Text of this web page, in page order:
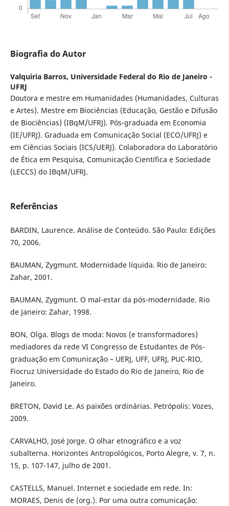
Biografia do Autor
Valquiria Barros, Universidade Federal do Rio de Janeiro -
UFRJ
Doutora e mestre em Humanidades (Humanidades, Culturas
e Artes). Mestre em Biociências (Educação, Gestão e Difusão
de Biociências) (IBqM/UFRJ). Pós-graduada em Economia
(IE/UFRJ). Graduada em Comunicação Social (ECO/UFRJ) e
em Ciências Sociais (ICS/UERJ). Colaboradora do Laboratório
de Ética em Pesquisa, Comunicação Científica e Sociedade
(LECCS) do IBqM/UFRJ.
Referências
BARDIN, Laurence. Análise de Conteúdo. São Paulo: Edições
70, 2006.
BAUMAN, Zygmunt. Modernidade líquida. Rio de Janeiro:
Zahar, 2001.
BAUMAN, Zygmunt. O mal-estar da pós-modernidade. Rio
de Janeiro: Zahar, 1998.
BON, Olga. Blogs de moda: Novos (e transformadores)
mediadores da rede VI Congresso de Estudantes de Pós-
graduação em Comunicação – UERJ, UFF, UFRJ, PUC-RIO,
Fiocruz Universidade do Estado do Rio de Janeiro, Rio de
Janeiro.
BRETON, David Le. As paixões ordinárias. Petrópolis: Vozes,
2009.
CARVALHO, José Jorge. O olhar etnográfico e a voz
subalterna. Horizontes Antropológicos, Porto Alegre, v. 7, n.
15, p. 107-147, julho de 2001.
CASTELLS, Manuel. Internet e sociedade em rede. In:
MORAES, Denis de (org.). Por uma outra comunicação: